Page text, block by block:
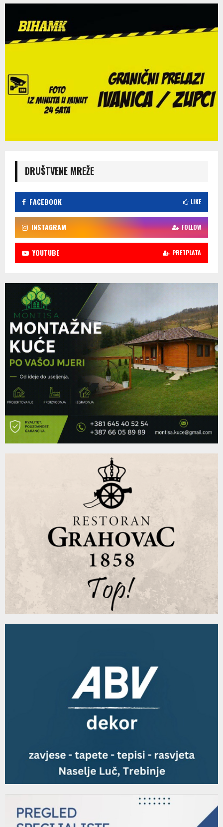
DRUŠTVENE MREŽE
FACEBOOK LIKE
INSTAGRAM FOLLOW
YOUTUBE PRETPLATA